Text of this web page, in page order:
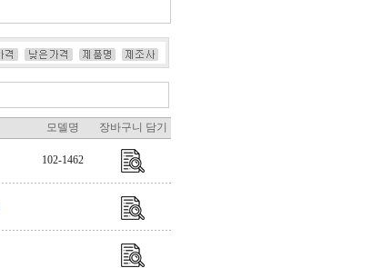
모델명 장바구니 담기
102-1462